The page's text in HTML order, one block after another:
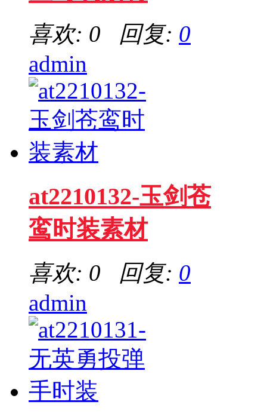
喜欢: 0 回复: 0
admin
at2210132-玉剑苍
鸾时装素材
喜欢: 0 回复: 0
admin